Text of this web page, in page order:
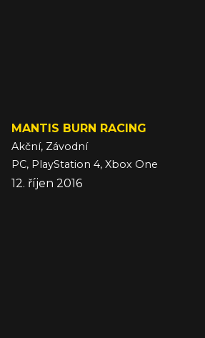
MANTIS BURN RACING
Akční, Závodní
PC, PlayStation 4, Xbox One
12. říjen 2016